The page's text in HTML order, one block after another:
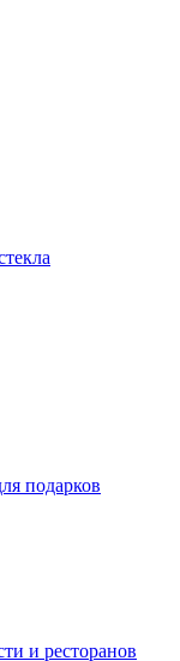
подарков
и ресторанов